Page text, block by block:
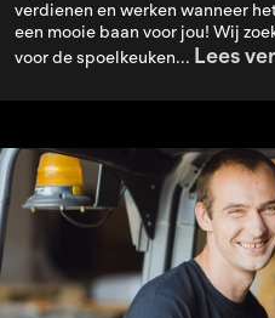
verdienen en werken wanneer
een mooie baan voor jou! Wij
voor de spoelkeuken... Lees